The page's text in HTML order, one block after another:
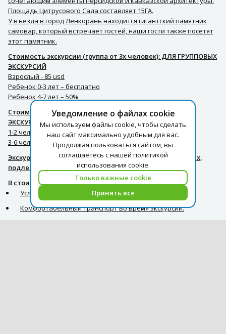
Площадь Цитрусового Сада составляет 15ГА.
У въезда в город Ленкорань находится гигантский памятник
самовар, который встречает гостей, наши гости также посетят
этот памятник.
Стоимость экскурсии (группа от 3х человек): ДЛЯ ГРУППОВЫХ
ЭКСКУРСИЙ
Взрослый - 85 usd
Ребенок 0-3 лет – бесплатно
Ребенок 4-7 лет – 50%
Стоимость (за экскурсию): ДЛЯ ИНДИВИДУАЛЬНЫХ
ЭКСКУРСИЙ
1-2 чел. – 300 usd
3-6 чел. – 317 usd
Экскурсия для гостей, проживающих в пляжных отелях,
подлежит дополнительной оплате в размере 20$.
В стоимость экскурсии включено:
Услуги профессионального, русскоговорящего гида.
Комфортабельный транспорт во время экскурсий.
Уведомление о файлах cookie
Мы используем файлы cookie, чтобы сделать
наш сайт максимально удобным для вас.
Продолжая пользоваться сайтом, вы
соглашаетесь с нашей политикой
использования cookie.
Только важные cookie
Принять все